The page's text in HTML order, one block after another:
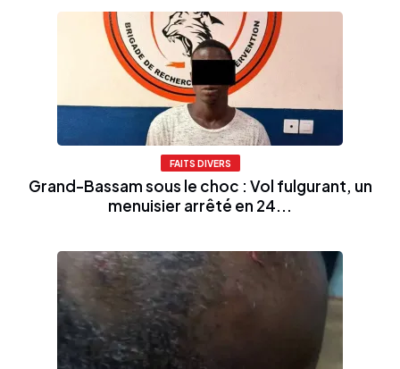
FAITS DIVERS
Grand-Bassam sous le choc : Vol fulgurant, un
menuisier arrêté en 24...